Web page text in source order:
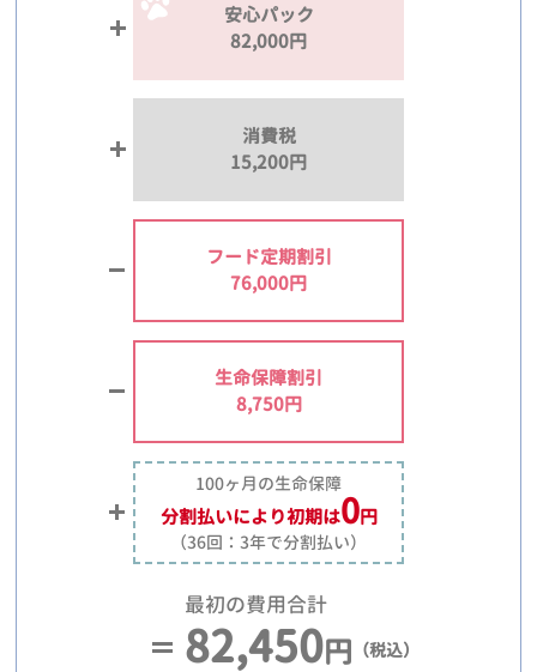
安心パック
82,000円
消費税
15,200円
フード定期割引
76,000円
生命保障割引
8,750円
100ヶ月の生命保障
分割払いにより初期は0円
（36回：3年で分割払い）
最初の費用合計
82,450円 （税込）